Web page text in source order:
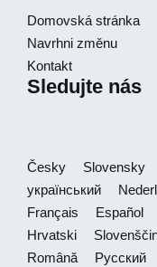
Domovská stránka
Navrhni změnu
Kontakt
Sledujte nás
Česky Slovensky
український
Français
Español
Hrvatski
Română
Русский